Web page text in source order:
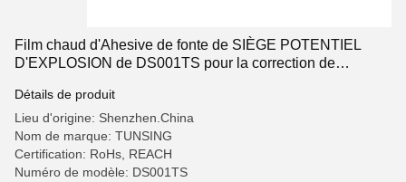
Film chaud d'Ahesive de fonte de SIÈGE POTENTIEL
D'EXPLOSION de DS001TS pour la correction de
Détails de produit
Lieu d'origine: Shenzhen.China
Nom de marque: TUNSING
Certification: RoHs, REACH
Numéro de modèle: DS001TS